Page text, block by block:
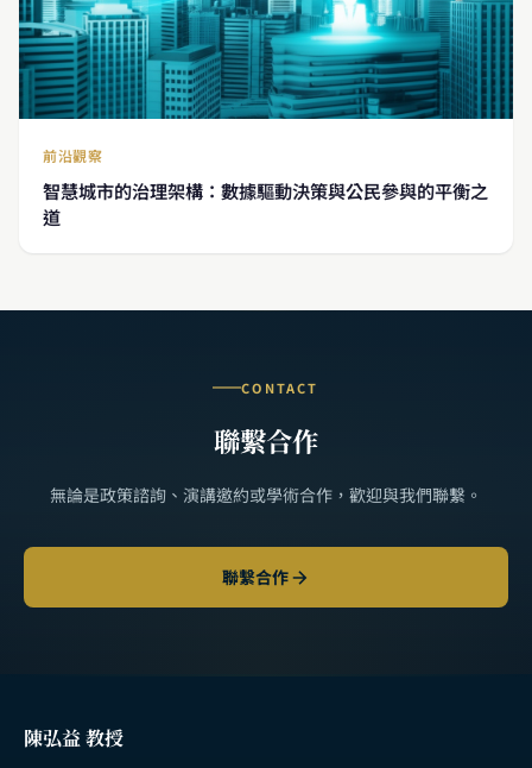
前沿觀察
智慧城市的治理架構：數據驅動決策與公民參與的平衡之
道
CONTACT
聯繫合作
無論是政策諮詢、演講邀約或學術合作，歡迎與我們聯繫。
聯繫合作
陳弘益 教授